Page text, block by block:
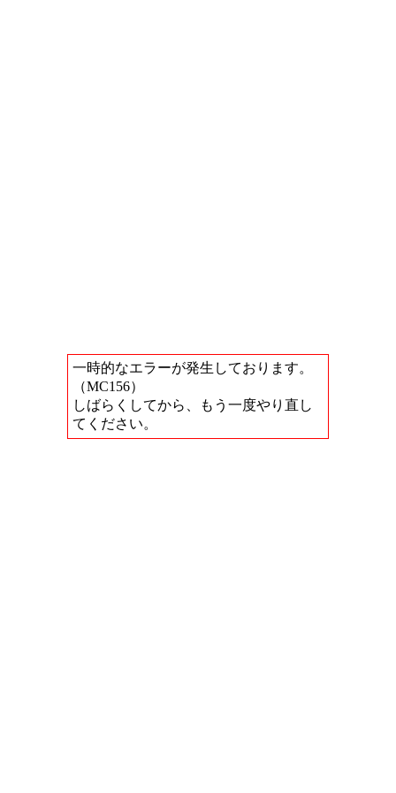
一時的なエラーが発生しております。
（MC156）
しばらくしてから、もう一度やり直し
てください。